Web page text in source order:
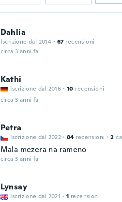
Dahlia
Iscrizione dal 2014 · 67 recensioni
circa 3 anni fa
Kathi
Iscrizione dal 2016 · 10 recensioni
circa 3 anni fa
Petra
Iscrizione dal 2022 · 84 recensioni · 2
Mala mezera na rameno
circa 3 anni fa
Lynsay
Iscrizione dal 2021 · 1 recensioni